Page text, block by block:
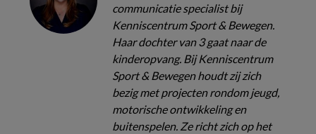
communicatie specialist bij
Kenniscentrum Sport & Bewegen.
Haar dochter van 3 gaat naar de
kinderopvang. Bij Kenniscentrum
Sport & Bewegen houdt zij zich
bezig met projecten rondom jeugd,
motorische ontwikkeling en
buitenspelen. Ze richt zich op het